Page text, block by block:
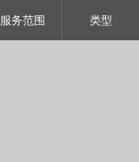
服务范围 类型